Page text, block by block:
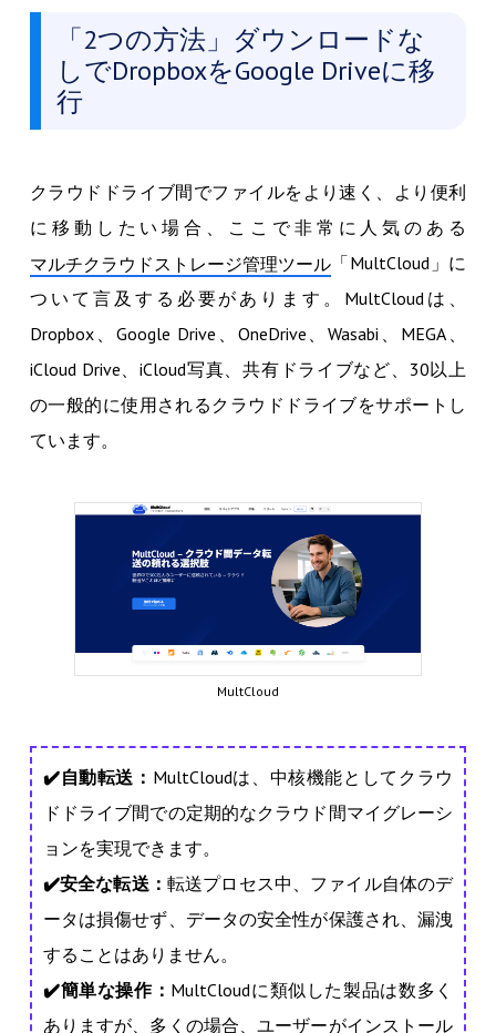
「2つの方法」ダウンロードな
しでDropboxをGoogle Driveに移
行
クラウドドライブ間でファイルをより速く、より便利
に移動したい場合、ここで非常に人気のある
マルチクラウドストレージ管理ツール「MultCloud」に
ついて言及する必要があります。MultCloudは、
Dropbox、Google Drive、OneDrive、Wasabi、MEGA、
iCloud Drive、iCloud写真、共有ドライブなど、30以上
の一般的に使用されるクラウドドライブをサポートし
ています。
MultCloud
✔️自動転送 ： MultCloudは、中核機能としてクラウ
ドドライブ間での定期的なクラウド間マイグレーシ
ョンを実現できます。
✔️安全な転送： 転送プロセス中、ファイル自体のデ
ータは損傷せず、データの安全性が保護され、漏洩
することはありません。
✔️簡単な操作： MultCloudに類似した製品は数多く
ありますが、多くの場合、ユーザーがインストール